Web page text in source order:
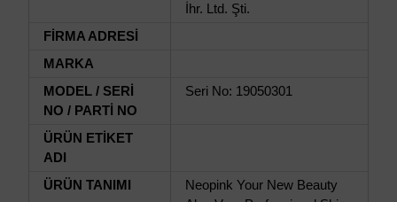
İhr. Ltd. Şti.
FİRMA ADRESİ
MARKA
MODEL / SERİ
NO / PARTİ NO
Seri No: 19050301
ÜRÜN ETİKET
ADI
ÜRÜN TANIMI
Neopink Your New Beauty